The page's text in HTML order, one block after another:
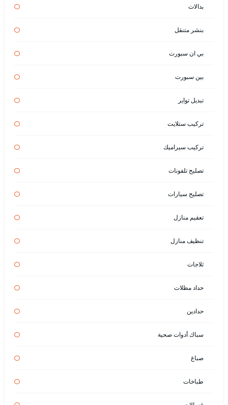
بدالات
بنشر متنقل
بي ان سبورت
بين سبورت
تبديل تواير
تركيب ستلايت
تركيب سيراميك
تصليح تلفونات
تصليح سيارات
تعقيم منازل
تنظيف منازل
ثلاجات
حداد مظلات
حدادين
سباك أدوات صحية
صباغ
طباخات